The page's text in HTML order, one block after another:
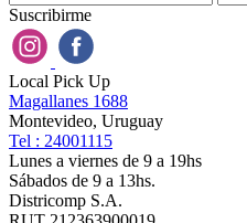
Suscribirme
Local Pick Up
Magallanes 1688
Montevideo, Uruguay
Tel : 24001115
Lunes a viernes de 9 a 19hs
Sábados de 9 a 13hs.
Districomp S.A.